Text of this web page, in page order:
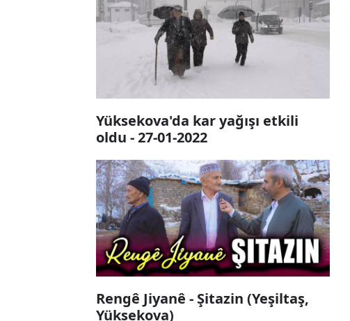
Yüksekova'da kar yağışı etkili
oldu - 27-01-2022
Rengê Jiyanê - Şitazin (Yeşiltaş,
Yüksekova)